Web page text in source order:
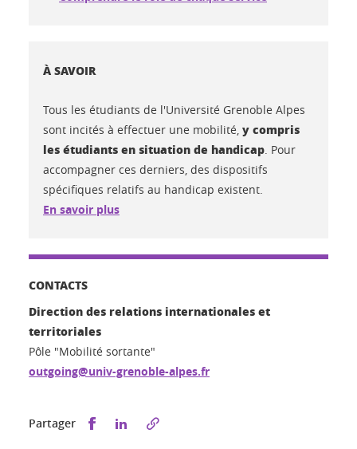
À SAVOIR
Tous les étudiants de l'Université Grenoble Alpes
sont incités à effectuer une mobilité, y compris
les étudiants en situation de handicap . Pour
accompagner ces derniers, des dispositifs
spécifiques relatifs au handicap existent.
En savoir plus
CONTACTS
Direction des relations internationales et
territoriales
Pôle "Mobilité sortante"
outgoing@univ-grenoble-alpes.fr
Partager Partager sur Facebook
Partager sur LinkedIn